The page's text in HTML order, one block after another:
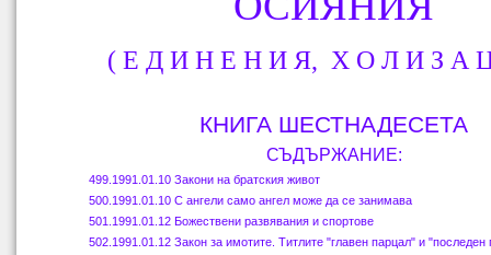
( Е Д И Н Е Н И Я, Х О Л И З А
КНИГА ШЕСТНАДЕСЕТА
СЪДЪРЖАНИЕ:
499.1991. 01 .10 Закони на братския живот
500 .1991. 01 .10 С ангели само ангел може да се занимава
501 .1991. 01 .12 Божествени развявания и спортове
502 .1991. 01 .12 Закон за имотите. Титлите "главен парцал" и "последен